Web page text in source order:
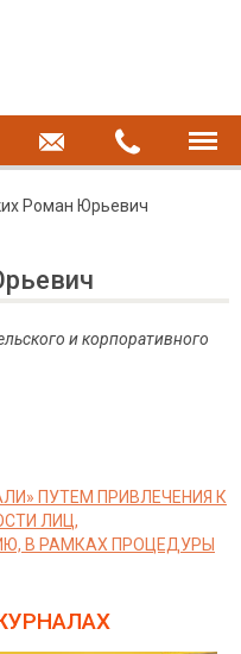
Роман Юрьевич
и корпоративного
ПУТЕМ ПРИВЛЕЧЕНИЯ К
ЛИЦ,
В РАМКАХ ПРОЦЕДУРЫ